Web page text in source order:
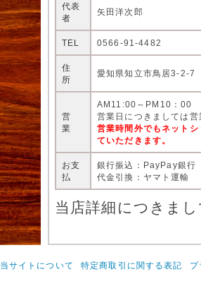
代表
者
矢田洋次郎
TEL 0566-91-4482
住
所
愛知県知立市鳥居3-2-7
営
業
AM11:00～PM10：00
営業日につきましては
営業時間外でもネット
ていただきます。
お支
払
銀行振込：PayPay銀行
代金引換：ヤマト運輸
当店詳細につきま
当サイトについて 特定商取引に関する表記 プ